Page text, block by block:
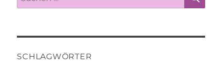
nach:
SCHLAGWÖRTER